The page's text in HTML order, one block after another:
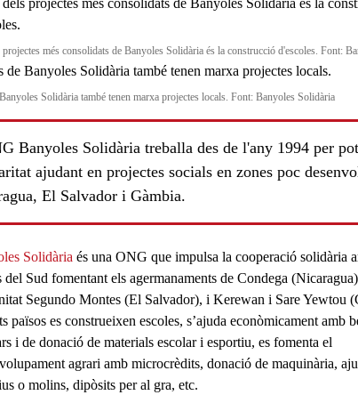
més consolidats de Banyoles Solidària és la construcció d'escoles. Font:
Solidària també tenen marxa projectes locals. Font: Banyoles Solidària
Banyoles Solidària treballa des de l'any 1994 per
ajudant en projectes socials en zones poc
El Salvador i Gàmbia.
Solidària és una ONG que impulsa la cooperació solidària
del Sud fomentant els agermanaments de Condega
Segundo Montes(El Salvador), i Kerewan i Sare Yewtou
països es construeixen escoles, s’ajuda econòmicamentamb
i de donació de materials escolar i esportiu, es fomenta el
agrari amb microcrèdits, donació de maquinària,
o molins, dipòsits per al gra, etc.